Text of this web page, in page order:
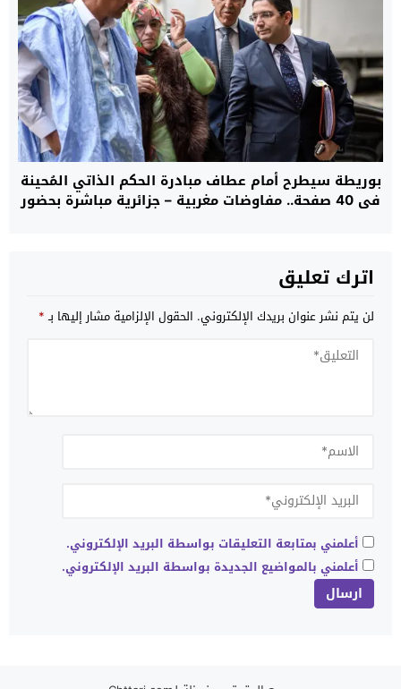
بوريطة سيطرح أمام عطاف مبادرة الحكم الذاتي المُحينة
في 40 صفحة.. مفاوضات مغربية – جزائرية مباشرة بحضور
اترك تعليق
لن يتم نشر عنوان بريدك الإلكتروني. الحقول الإلزامية مشار إليها بـ*
أعلمني بمتابعة التعليقات بواسطة البريد الإلكتروني.
أعلمني بالمواضيع الجديدة بواسطة البريد الإلكتروني.